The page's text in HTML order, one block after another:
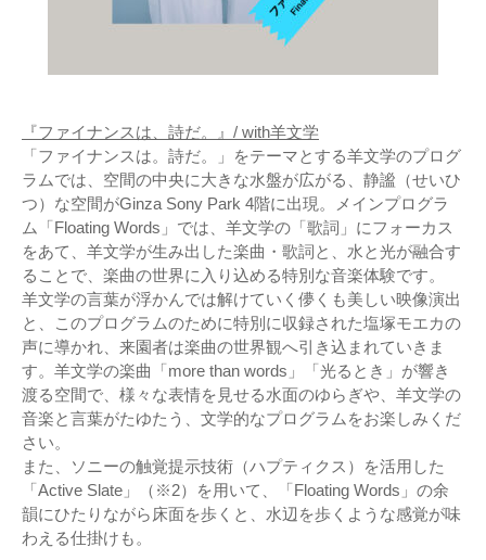
『ファイナンスは、詩だ。』/ with羊文学
「ファイナンスは。詩だ。」をテーマとする羊文学のプログ
ラムでは、空間の中央に大きな水盤が広がる、静謐（せいひ
つ）な空間がGinza Sony Park 4階に出現。メインプログラ
ム「Floating Words」では、羊文学の「歌詞」にフォーカス
をあて、羊文学が生み出した楽曲・歌詞と、水と光が融合す
ることで、楽曲の世界に入り込める特別な音楽体験です。
羊文学の言葉が浮かんでは解けていく儚くも美しい映像演出
と、このプログラムのために特別に収録された塩塚モエカの
声に導かれ、来園者は楽曲の世界観へ引き込まれていきま
す。羊文学の楽曲「more than words」「光るとき」が響き
渡る空間で、様々な表情を見せる水面のゆらぎや、羊文学の
音楽と言葉がたゆたう、文学的なプログラムをお楽しみくだ
さい。
また、ソニーの触覚提示技術（ハプティクス）を活用した
「Active Slate」（※2）を用いて、「Floating Words」の余
韻にひたりながら床面を歩くと、水辺を歩くような感覚が味
わえる仕掛けも。